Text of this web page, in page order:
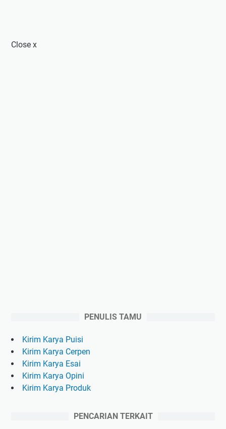
Close x
PENULIS TAMU
Kirim Karya Puisi
Kirim Karya Cerpen
Kirim Karya Esai
Kirim Karya Opini
Kirim Karya Produk
PENCARIAN TERKAIT